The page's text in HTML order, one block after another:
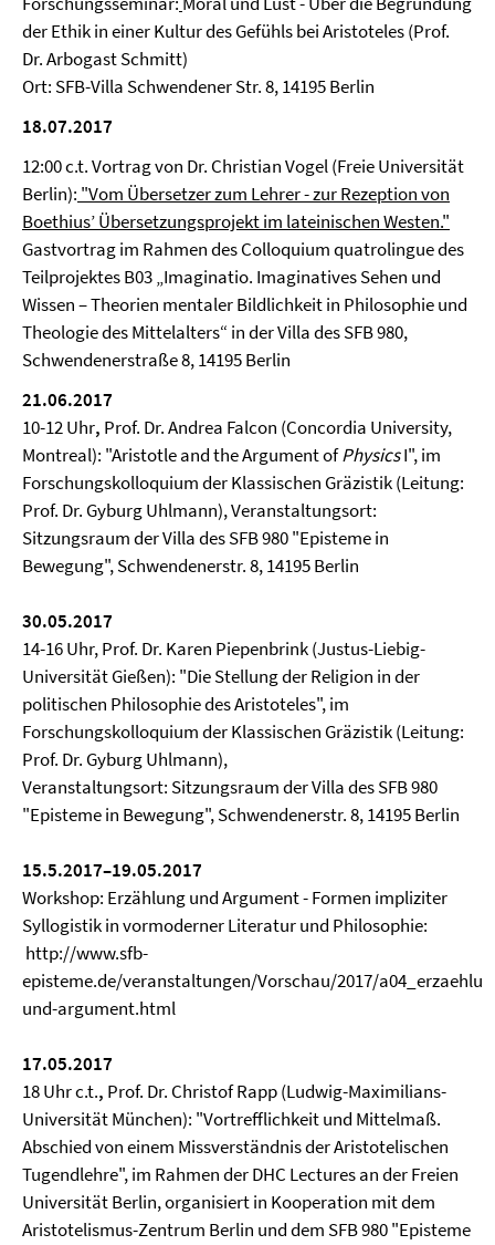
der Ethik in einer Kultur des Gefühls bei Aristoteles (Prof.
Dr. Arbogast Schmitt)
Ort: SFB-Villa Schwendener Str. 8, 14195 Berlin
18.07.2017
12:00 c.t. Vortrag von Dr. Christian Vogel (Freie Universität
Berlin): "Vom Übersetzer zum Lehrer - zur Rezeption von
Boethius’ Übersetzungsprojekt im lateinischen Westen."
Gastvortrag im Rahmen des Colloquium quatrolingue des
Teilprojektes B03 „Imaginatio. Imaginatives Sehen und
Wissen – Theorien mentaler Bildlichkeit in Philosophie und
Theologie des Mittelalters“ in der Villa des SFB 980,
Schwendenerstraße 8, 14195 Berlin
21.06.2017
10-12 Uhr, Prof. Dr. Andrea Falcon (Concordia University,
Montreal): "Aristotle and the Argument ofPhysicsI", im
Forschungskolloquium der Klassischen Gräzistik (Leitung:
Prof. Dr. Gyburg Uhlmann), Veranstaltungsort:
Sitzungsraum der Villa des SFB 980 "Episteme in
Bewegung", Schwendenerstr. 8, 14195 Berlin
30.05.2017
14-16 Uhr, Prof. Dr. Karen Piepenbrink (Justus-Liebig-
Universität Gießen): "Die Stellung der Religion in der
politischen Philosophie des Aristoteles", im
Forschungskolloquium der Klassischen Gräzistik (Leitung:
Prof. Dr. Gyburg Uhlmann),
Veranstaltungsort: Sitzungsraum der Villa des SFB 980
"Episteme in Bewegung", Schwendenerstr. 8, 14195 Berlin
15.5.2017–19.05.2017
Workshop: Erzählung und Argument - Formen impliziter
Syllogistik in vormoderner Literatur und Philosophie:
http://www.sfb-
episteme.de/veranstaltungen/Vorschau/2017/
und-argument.html
17.05.2017
18 Uhr c.t., Prof. Dr. Christof Rapp (Ludwig-Maximilians-
Universität München): "Vortrefflichkeit und Mittelmaß.
Abschied von einem Missverständnis der Aristotelischen
Tugendlehre", im Rahmen der DHC Lectures an der Freien
Universität Berlin, organisiert in Kooperation mit dem
Aristotelismus-Zentrum Berlin und dem SFB 980 "Episteme